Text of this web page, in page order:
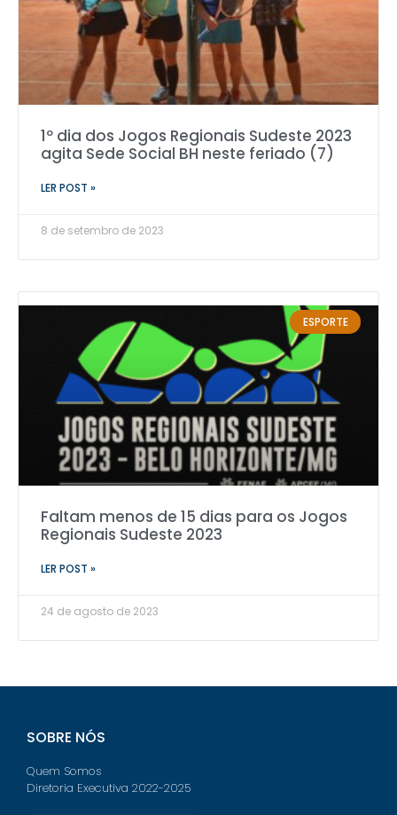
1º dia dos Jogos Regionais Sudeste 2023
agita Sede Social BH neste feriado (7)
LER POST »
8 de setembro de 2023
ESPORTE
Faltam menos de 15 dias para os Jogos
Regionais Sudeste 2023
LER POST »
24 de agosto de 2023
SOBRE NÓS
Quem Somos
Diretoria Executiva 2022-2025